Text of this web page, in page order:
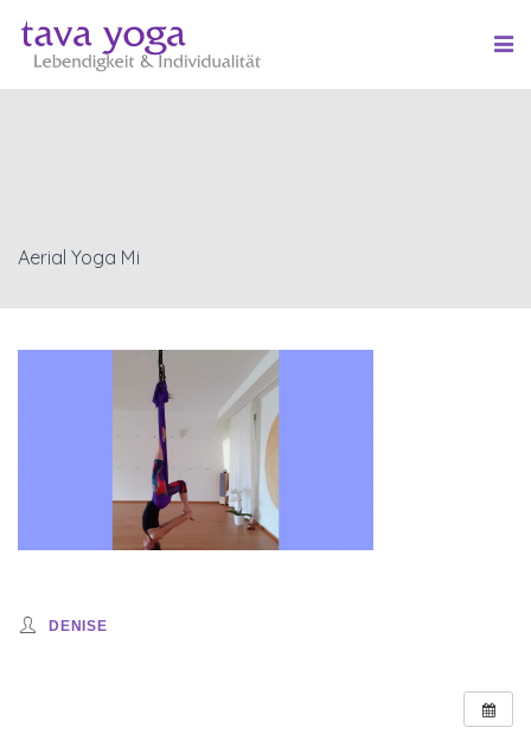
Aerial Yoga Mi
DENISE